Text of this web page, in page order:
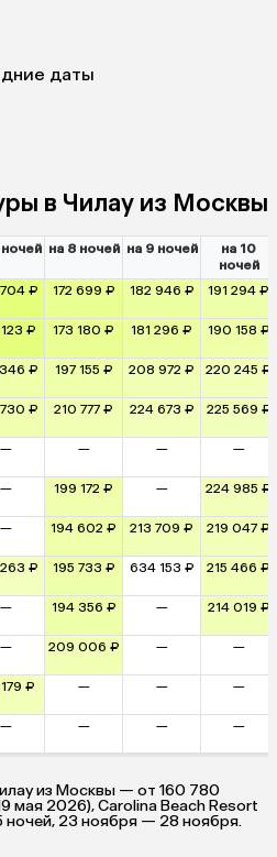
даты
в Чилау из Москвы
на 8 ночей на 9 ночей
на 10
ночей
₽ 172 699 ₽ 182 946 ₽ 191 294 ₽
₽ 173 180 ₽ 181 296 ₽ 190 158 ₽
₽ 197 155 ₽ 208 972 ₽ 220 245 ₽
₽ 210 777 ₽ 224 673 ₽ 225 569 ₽
— — — —
— 199 172 ₽ — 224 985 ₽
— 194 602 ₽ 213 709 ₽ 219 047 ₽
₽ 195 733 ₽ 634 153 ₽ 215 466 ₽
— 194 356 ₽ — 214 019 ₽
— 209 006 ₽ — —
₽ — — —
— — — —
из Москвы — от 160 780
мая 2026), Carolina Beach Resort
ночей, 23 ноября — 28 ноября.